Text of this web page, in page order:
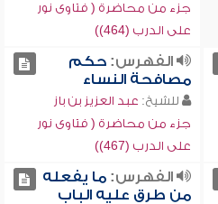
جزء من محاضرة ( فتاوى نور
على الدرب (464))
الفهرس:حكم
مصافحة النساء
للشيخ: عبد العزيز بن باز
جزء من محاضرة ( فتاوى نور
على الدرب (467))
الفهرس:ما يفعله
من طرق عليه الباب